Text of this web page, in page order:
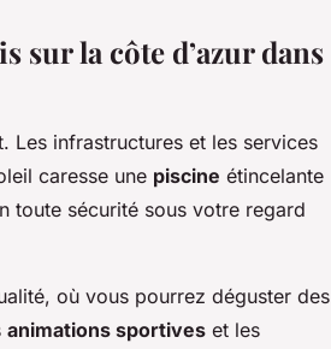
sur la côte d’azur dans
Les infrastructures et les services
caresse une piscine étincelante
toute sécurité sous votre regard
où vous pourrez déguster des
animations sportives et les